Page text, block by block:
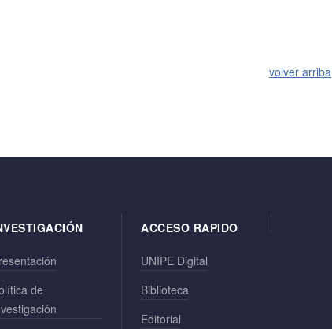
volver arriba
de
ACCESO RAPIDO
UNIPE Digital
Biblioteca
Editorial